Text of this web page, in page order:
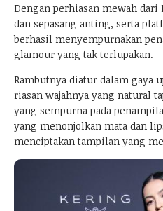
Dengan perhiasan mewah
dan sepasang anting, serta
berhasil menyempurnakan
glamour yang tak terlupakan.
Rambutnya diatur dalam gaya
riasan wajahnya yang natural
yang sempurna pada
yang menonjolkan mata dan
menciptakan tampilan yang